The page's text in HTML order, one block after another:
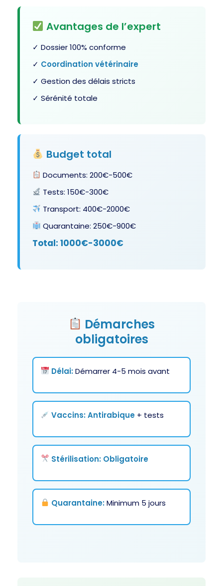
Avantages de l’expert
✓ Dossier 100% conforme
✓ Coordination vétérinaire
✓ Gestion des délais stricts
✓ Sérénité totale
Budget total
Documents: 200€-500€
Tests: 150€-300€
Transport: 400€-2000€
Quarantaine: 250€-900€
Total: 1000€-3000€
Démarches
obligatoires
Délai:Démarrer 4-5 mois avant
Vaccins:Antirabique + tests
Stérilisation: Obligatoire
Quarantaine:Minimum 5 jours